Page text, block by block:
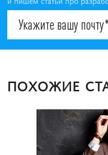
ПОХОЖИЕ